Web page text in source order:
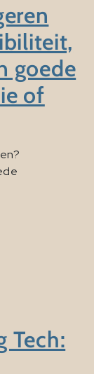
goede
of
Tech: